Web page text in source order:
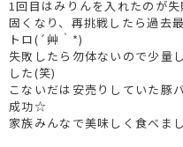
1回目はみりんを入れたのが失
固くなり、再挑戦したら過去
トロ(´艸｀*)
失敗したら勿体ないので少量
した(笑)
こないだは安売りしていた豚
成功☆
家族みんなで美味しく食べま